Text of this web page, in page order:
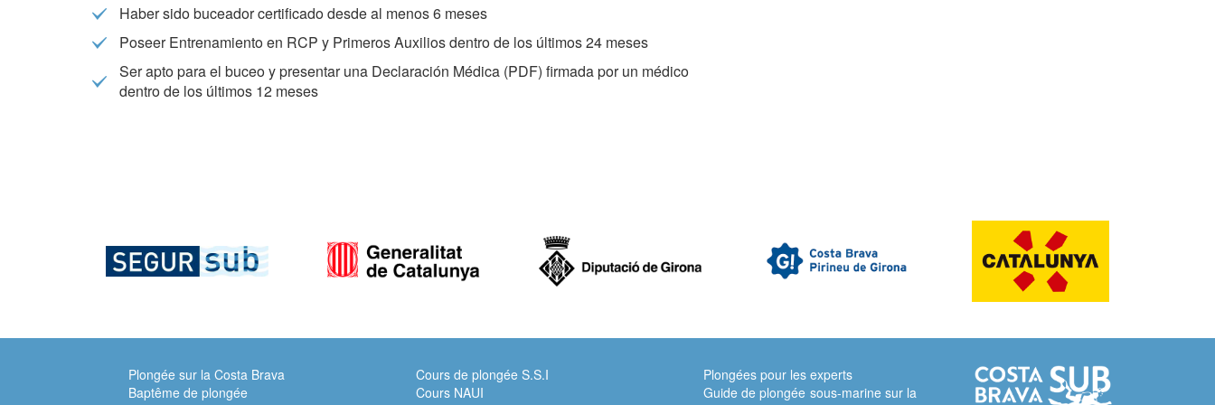
Haber sido buceador certificado desde al menos 6 meses
Poseer Entrenamiento en RCP y Primeros Auxilios dentro de los últimos 24 meses
Ser apto para el buceo y presentar una Declaración Médica (PDF) firmada por un médico
dentro de los últimos 12 meses
Plongée sur la Costa Brava
Baptême de plongée
Cours de plongée S.S.I
Cours NAUI
Plongées pour les experts
Guide de plongée sous-marine sur la